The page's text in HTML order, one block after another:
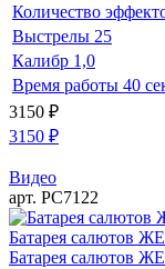
Количество
Выстрелы 25
Калибр 1,0
Время работы 40
3150 ₽
3150 ₽
Видео
арт. РС7122
Батарея
Батарея